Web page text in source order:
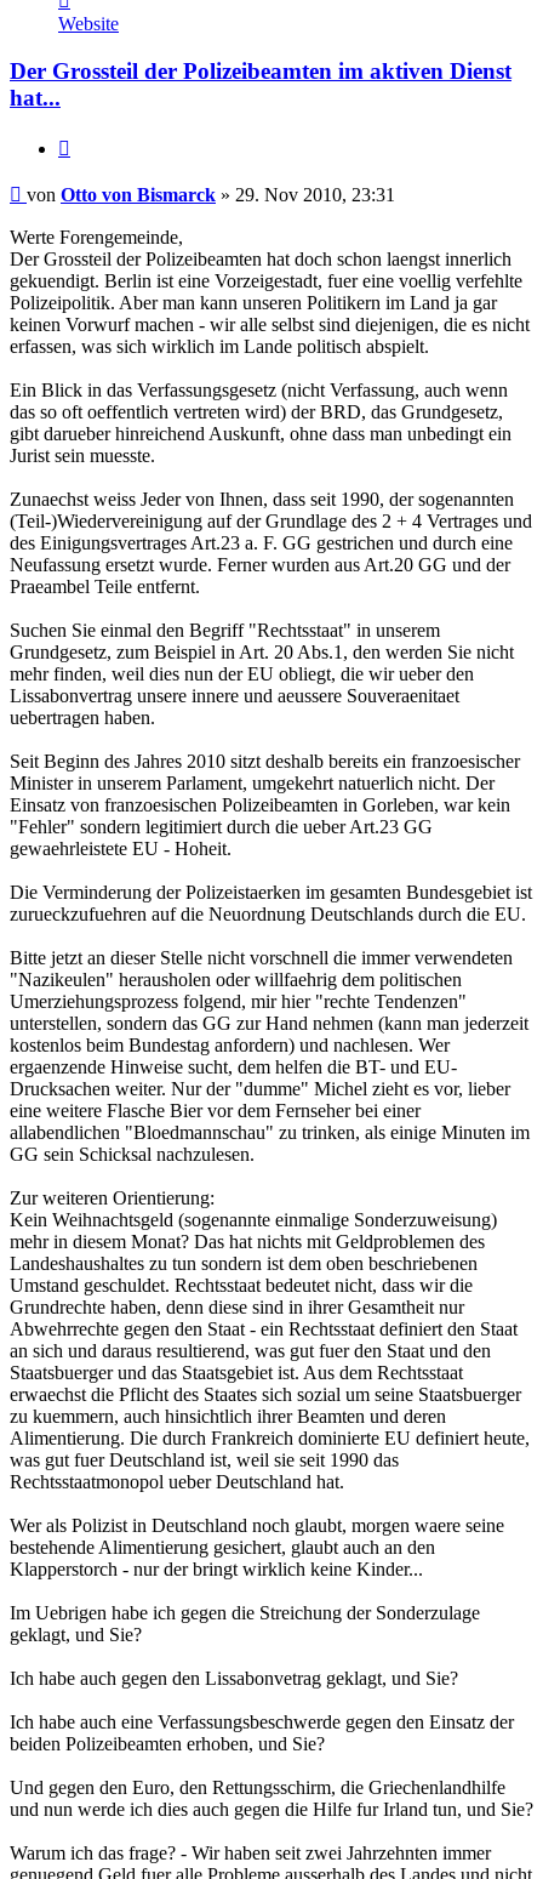
von
Otto
Bismarck
Website
Der Grossteil der Polizeibeamten im aktiven Dienst
hat...
Beitrag
von Otto von Bismarck » 29. Nov 2010, 23:31
Werte Forengemeinde,
Der Grossteil der Polizeibeamten hat doch schon laengst innerlich
gekuendigt. Berlin ist eine Vorzeigestadt, fuer eine voellig verfehlte
Polizeipolitik. Aber man kann unseren Politikern im Land ja gar
keinen Vorwurf machen - wir alle selbst sind diejenigen, die es nicht
erfassen, was sich wirklich im Lande politisch abspielt.
Ein Blick in das Verfassungsgesetz (nicht Verfassung, auch wenn
das so oft oeffentlich vertreten wird) der BRD, das Grundgesetz,
gibt darueber hinreichend Auskunft, ohne dass man unbedingt ein
Jurist sein muesste.
Zunaechst weiss Jeder von Ihnen, dass seit 1990, der sogenannten
(Teil-)Wiedervereinigung auf der Grundlage des 2 + 4 Vertrages und
des Einigungsvertrages Art.23 a. F. GG gestrichen und durch eine
Neufassung ersetzt wurde. Ferner wurden aus Art.20 GG und der
Praeambel Teile entfernt.
Suchen Sie einmal den Begriff "Rechtsstaat" in unserem
Grundgesetz, zum Beispiel in Art. 20 Abs.1, den werden Sie nicht
mehr finden, weil dies nun der EU obliegt, die wir ueber den
Lissabonvertrag unsere innere und aeussere Souveraenitaet
uebertragen haben.
Seit Beginn des Jahres 2010 sitzt deshalb bereits ein franzoesischer
Minister in unserem Parlament, umgekehrt natuerlich nicht. Der
Einsatz von franzoesischen Polizeibeamten in Gorleben, war kein
"Fehler" sondern legitimiert durch die ueber Art.23 GG
gewaehrleistete EU - Hoheit.
Die Verminderung der Polizeistaerken im gesamten Bundesgebiet ist
zurueckzufuehren auf die Neuordnung Deutschlands durch die EU.
Bitte jetzt an dieser Stelle nicht vorschnell die immer verwendeten
"Nazikeulen" herausholen oder willfaehrig dem politischen
Umerziehungsprozess folgend, mir hier "rechte Tendenzen"
unterstellen, sondern das GG zur Hand nehmen (kann man jederzeit
kostenlos beim Bundestag anfordern) und nachlesen. Wer
ergaenzende Hinweise sucht, dem helfen die BT- und EU-
Drucksachen weiter. Nur der "dumme" Michel zieht es vor, lieber
eine weitere Flasche Bier vor dem Fernseher bei einer
allabendlichen "Bloedmannschau" zu trinken, als einige Minuten im
GG sein Schicksal nachzulesen.
Zur weiteren Orientierung:
Kein Weihnachtsgeld (sogenannte einmalige Sonderzuweisung)
mehr in diesem Monat? Das hat nichts mit Geldproblemen des
Landeshaushaltes zu tun sondern ist dem oben beschriebenen
Umstand geschuldet. Rechtsstaat bedeutet nicht, dass wir die
Grundrechte haben, denn diese sind in ihrer Gesamtheit nur
Abwehrrechte gegen den Staat - ein Rechtsstaat definiert den Staat
an sich und daraus resultierend, was gut fuer den Staat und den
Staatsbuerger und das Staatsgebiet ist. Aus dem Rechtsstaat
erwaechst die Pflicht des Staates sich sozial um seine Staatsbuerger
zu kuemmern, auch hinsichtlich ihrer Beamten und deren
Alimentierung. Die durch Frankreich dominierte EU definiert heute,
was gut fuer Deutschland ist, weil sie seit 1990 das
Rechtsstaatmonopol ueber Deutschland hat.
Wer als Polizist in Deutschland noch glaubt, morgen waere seine
bestehende Alimentierung gesichert, glaubt auch an den
Klapperstorch - nur der bringt wirklich keine Kinder...
Im Uebrigen habe ich gegen die Streichung der Sonderzulage
geklagt, und Sie?
Ich habe auch gegen den Lissabonvetrag geklagt, und Sie?
Ich habe auch eine Verfassungsbeschwerde gegen den Einsatz der
beiden Polizeibeamten erhoben, und Sie?
Und gegen den Euro, den Rettungsschirm, die Griechenlandhilfe
und nun werde ich dies auch gegen die Hilfe fur Irland tun, und Sie?
Warum ich das frage? - Wir haben seit zwei Jahrzehnten immer
genuegend Geld fuer alle Probleme ausserhalb des Landes und nicht